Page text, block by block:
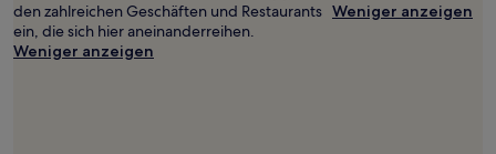
den zahlreichen Geschäften und Restaurants
ein, die sich hier aneinanderreihen.
Weniger anzeigen
Weniger anzeigen